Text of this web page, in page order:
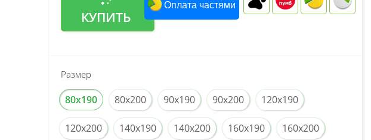
КУПИТЬ
Оплата частями
Размер
80x190 80x200 90x190 90x200 120x190
120x200 140x190 140x200 160x190 160x200